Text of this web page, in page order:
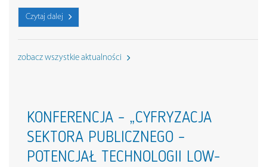
Czytaj dalej
zobacz wszystkie aktualności
KONFERENCJA – „CYFRYZACJA
SEKTORA PUBLICZNEGO –
POTENCJAŁ TECHNOLOGII LOW-